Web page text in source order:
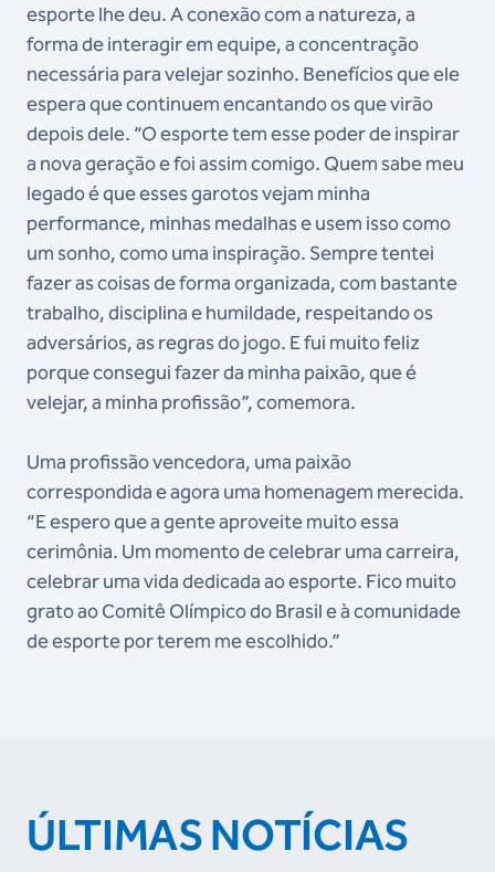
esporte lhe deu. A conexão com a natureza, a
forma de interagir em equipe, a concentração
necessária para velejar sozinho. Benefícios que ele
espera que continuem encantando os que virão
depois dele. “O esporte tem esse poder de inspirar
a nova geração e foi assim comigo. Quem sabe meu
legado é que esses garotos vejam minha
performance, minhas medalhas e usem isso como
um sonho, como uma inspiração. Sempre tentei
fazer as coisas de forma organizada, com bastante
trabalho, disciplina e humildade, respeitando os
adversários, as regras do jogo. E fui muito feliz
porque consegui fazer da minha paixão, que é
velejar, a minha profissão”, comemora.
Uma profissão vencedora, uma paixão
correspondida e agora uma homenagem merecida.
“E espero que a gente aproveite muito essa
cerimônia. Um momento de celebrar uma carreira,
celebrar uma vida dedicada ao esporte. Fico muito
grato ao Comitê Olímpico do Brasil e à comunidade
de esporte por terem me escolhido.”
ÚLTIMAS NOTÍCIAS